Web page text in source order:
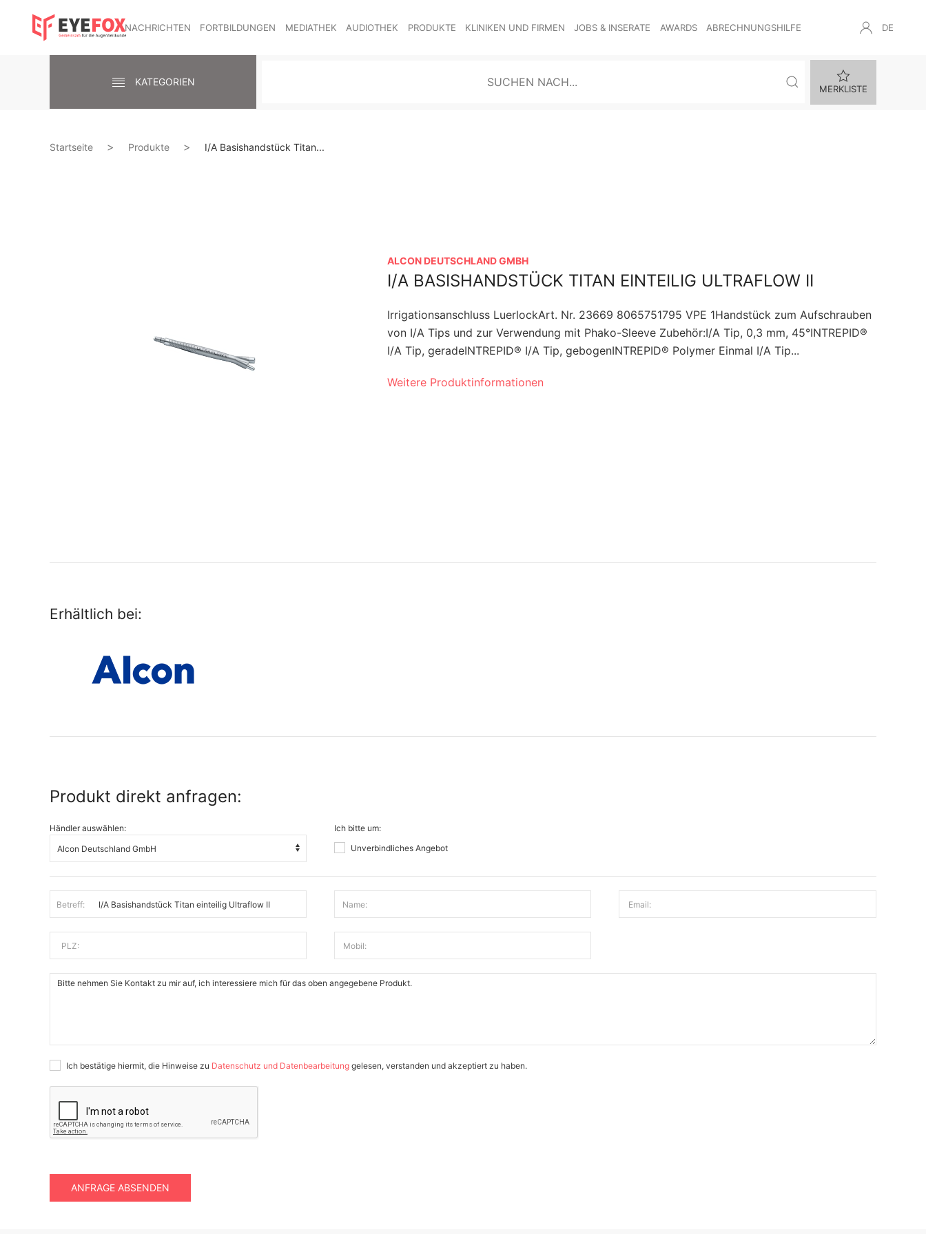
NACHRICHTEN FORTBILDUNGEN MEDIATHEK AUDIOTHEK PRODUKTE KLINIKEN UND FIRMEN JOBS & INSERATE AWARDS ABRECHNUNGSHILFE DE
KATEGORIEN
MERKLISTE
Startseite Produkte I/A Basishandstück Titan...
ALCON DEUTSCHLAND GMBH
I/A BASISHANDSTÜCK TITAN EINTEILIG ULTRAFLOW II
Irrigationsanschluss LuerlockArt. Nr. 23669 8065751795 VPE 1Handstück zum Aufschrauben
von I/A Tips und zur Verwendung mit Phako-Sleeve Zubehör:I/A Tip, 0,3 mm, 45°INTREPID®
I/A Tip, geradeINTREPID® I/A Tip, gebogenINTREPID® Polymer Einmal I/A Tip...
Weitere Produktinformationen
Erhältlich bei:
Produkt direkt anfragen:
Händler auswählen:
Ich bitte um:
Unverbindliches Angebot
Betreff: Name: Email:
PLZ: Mobil:
Ich bestätige hiermit, die Hinweise zu Datenschutz und Datenbearbeitung gelesen, verstanden und akzeptiert zu haben.
ANFRAGE ABSENDEN